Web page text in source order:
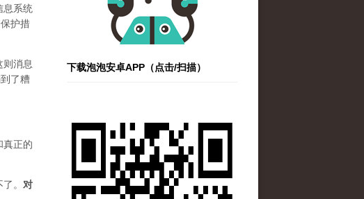
息系统
护措
消息
了糟
真正的
。 对
下载泡泡安卓APP（点击/扫描）